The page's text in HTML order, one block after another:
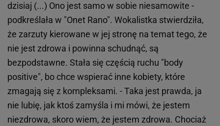
dzisiaj (...) Ono jest samo w sobie niesamowite -
podkreślała w "Onet Rano". Wokalistka stwierdziła,
że zarzuty kierowane w jej stronę na temat tego, że
nie jest zdrowa i powinna schudnąć, są
bezpodstawne. Stała się częścią ruchu "body
positive", bo chce wspierać inne kobiety, które
zmagają się z kompleksami. - Taka jest prawda, ja
nie lubię, jak ktoś zamyśla i mi mówi, że jestem
niezdrowa, skoro wiem, że jestem zdrowa. Chociaż